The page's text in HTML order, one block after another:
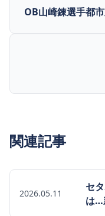
OB山崎錬選手都
関連記事
2026.05.11
セ
は…